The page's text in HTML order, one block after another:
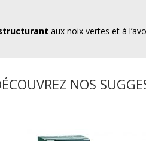
aux noix vertes et à
NOS